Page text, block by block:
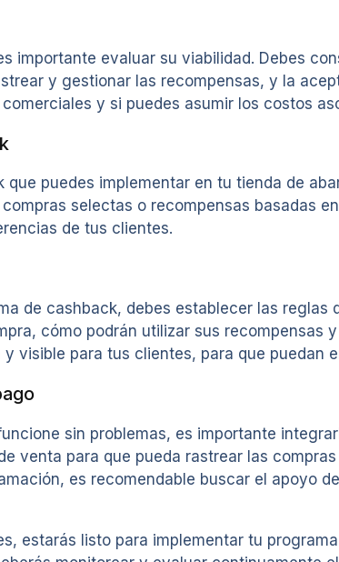
importante evaluar su viabilidad. Debes
y gestionar las recompensas, y la
y si puedes asumir los costos
puedes implementar en tu tienda de
selectas o recompensas basadas
de tus clientes.
de cashback, debes establecer las
cómo podrán utilizar sus recompensas
visible para tus clientes, para que puedan
sin problemas, es importante
venta para que pueda rastrear las
es recomendable buscar el apoyo
estarás listo para implementar tu